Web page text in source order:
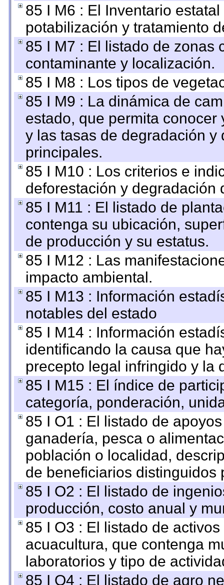
85 I M6 : El Inventario
potabilización y tratamiento
85 I M7 : El listado de zonas
contaminante y localización.
85 I M8 : Los tipos de
85 I M9 : La dinámica de
estado, que permita
y las tasas de degradación
principales.
85 I M10 : Los criterios e
deforestación y degradación
85 I M11 : El listado de
contenga su ubicación,
de producción y su estatus.
85 I M12 : Las
impacto ambiental.
85 I M13 : Información
notables del estado
85 I M14 : Información
identificando la causa que
precepto legal infringido y la
85 I M15 : El índice de
categoría, ponderación,
85 I O1 : El listado de
ganadería, pesca o
población o localidad,
de beneficiarios distinguidos
85 I O2 : El listado de
producción, costo anual y
85 I O3 : El listado de
acuacultura, que contenga
laboratorios y tipo de
85 I O4 : El listado de agro